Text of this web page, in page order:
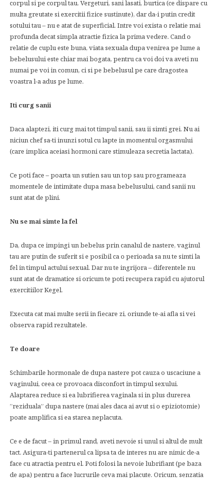
corpul si pe corpul tau. Vergeturi, sani lasati, burtica (ce dispare cu
multa greutate si exercitii fizice sustinute), dar da-i putin credit
sotului tau – nu e atat de superficial. Intre voi exista o relatie mai
profunda decat simpla atractie fizica la prima vedere. Cand o
relatie de cuplu este buna, viata sexuala dupa venirea pe lume a
bebelusului este chiar mai bogata, pentru ca voi doi va aveti nu
numai pe voi in comun, ci si pe bebelusul pe care dragostea
voastra l-a adus pe lume.
Iti curg sanii
Daca alaptezi, iti curg mai tot timpul sanii, sau ii simti grei. Nu ai
niciun chef sa-ti inunzi sotul cu lapte in momentul orgasmului
(care implica aceiasi hormoni care stimuleaza secretia lactata).
Ce poti face – poarta un sutien sau un top sau programeaza
momentele de intimitate dupa masa bebelusului, cand sanii nu
sunt atat de plini.
Nu se mai simte la fel
Da, dupa ce impingi un bebelus prin canalul de nastere, vaginul
tau are putin de suferit si e posibil ca o perioada sa nu te simti la
fel in timpul actului sexual. Dar nu te ingrijora – diferentele nu
sunt atat de dramatice si oricum te poti recupera rapid cu ajutorul
exercitiilor Kegel.
Executa cat mai multe serii in fiecare zi, oriunde te-ai afla si vei
observa rapid rezultatele.
Te doare
Schimbarile hormonale de dupa nastere pot cauza o uscaciune a
vaginului, ceea ce provoaca disconfort in timpul sexului.
Alaptarea reduce si ea lubrifierea vaginala si in plus durerea
”reziduala” dupa nastere (mai ales daca ai avut si o epiziotomie)
poate amplifica si ea starea neplacuta.
Ce e de facut – in primul rand, aveti nevoie si unul si altul de mult
tact. Asigura-ti partenerul ca lipsa ta de interes nu are nimic de-a
face cu atractia pentru el. Poti folosi la nevoie lubrifiant (pe baza
de apa) pentru a face lucrurile ceva mai placute. Oricum, senzatia